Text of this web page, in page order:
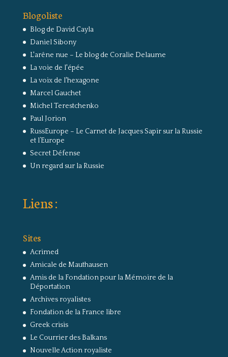
Blogoliste
Blog de David Cayla
Daniel Sibony
L'arêne nue – Le blog de Coralie Delaume
La voie de l'épée
La voix de l'hexagone
Marcel Gauchet
Michel Terestchenko
Paul Jorion
RussEurope – Le Carnet de Jacques Sapir sur la Russie
et l’Europe
Secret Défense
Un regard sur la Russie
Liens :
Sites
Acrimed
Amicale de Mauthausen
Amis de la Fondation pour la Mémoire de la
Déportation
Archives royalistes
Fondation de la France libre
Greek crisis
Le Courrier des Balkans
Nouvelle Action royaliste